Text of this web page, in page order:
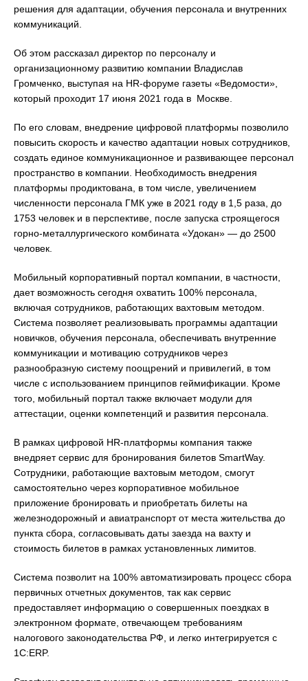
решения для адаптации, обучения персонала и внутренних
коммуникаций.
Об этом рассказал директор по персоналу и
организационному развитию компании Владислав
Громченко, выступая на HR-форуме газеты «Ведомости»,
который проходит 17 июня 2021 года в Москве.
По его словам, внедрение цифровой платформы позволило
повысить скорость и качество адаптации новых сотрудников,
создать единое коммуникационное и развивающее персонал
пространство в компании. Необходимость внедрения
платформы продиктована, в том числе, увеличением
численности персонала ГМК уже в 2021 году в 1,5 раза, до
1753 человек и в перспективе, после запуска строящегося
горно-металлургического комбината «Удокан» — до 2500
человек.
Мобильный корпоративный портал компании, в частности,
дает возможность сегодня охватить 100% персонала,
включая сотрудников, работающих вахтовым методом.
Система позволяет реализовывать программы адаптации
новичков, обучения персонала, обеспечивать внутренние
коммуникации и мотивацию сотрудников через
разнообразную систему поощрений и привилегий, в том
числе с использованием принципов геймификации. Кроме
того, мобильный портал также включает модули для
аттестации, оценки компетенций и развития персонала.
В рамках цифровой HR-платформы компания также
внедряет сервис для бронирования билетов SmartWay.
Сотрудники, работающие вахтовым методом, смогут
самостоятельно через корпоративное мобильное
приложение бронировать и приобретать билеты на
железнодорожный и авиатранспорт от места жительства до
пункта сбора, согласовывать даты заезда на вахту и
стоимость билетов в рамках установленных лимитов.
Система позволит на 100% автоматизировать процесс сбора
первичных отчетных документов, так как сервис
предоставляет информацию о совершенных поездках в
электронном формате, отвечающем требованиям
налогового законодательства РФ, и легко интегрируется с
1С:ERP.